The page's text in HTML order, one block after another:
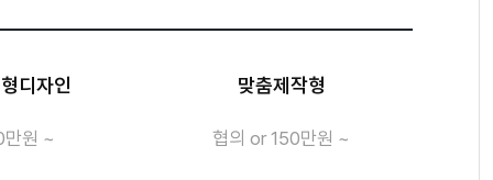
디자인 맞춤제작형
원 ~ 협의 or 150만원 ~